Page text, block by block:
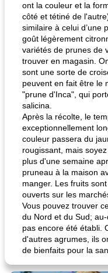
ont la couleur et la
côté et tétiné de
similaire à celui d’une
goût légèrement
variétés de prunes de
trouver en magasin.
sont une sorte de
peuvent en fait être le
"prune d'Inca", qui
salicina.
Après la récolte, le
exceptionnellement
couleur passera du
rougissant, mais
plus d'une semaine
pruneau à la maison
manger. Les fruits
ouverts sur les
Vous pouvez trouver
du Nord et du Sud;
pas encore été établi.
d'autres agrumes, ils
de bienfaits pour la